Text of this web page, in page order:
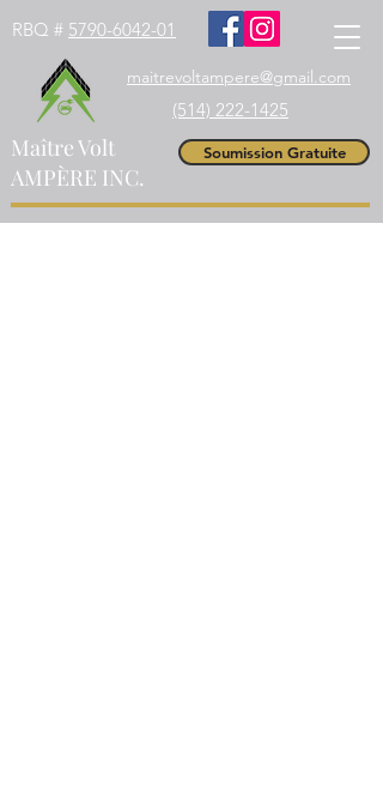
Soumission Gratuite
(514) 222-1425
RBQ # 5790-6042-01
Maître Volt
AMPÈRE INC.
maitrevoltampere@gmail.com